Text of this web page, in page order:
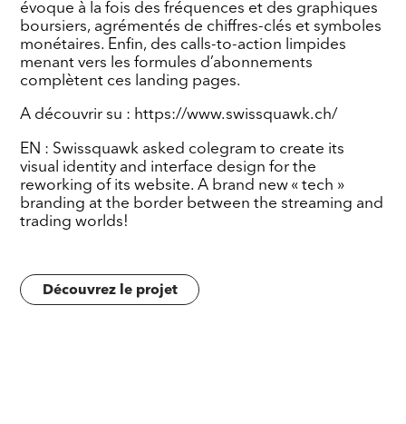
évoque à la fois des fréquences et des graphiques
boursiers, agrémentés de chiffres-clés et symboles
monétaires. Enfin, des calls-to-action limpides
menant vers les formules d’abonnements
complètent ces landing pages.
A découvrir su : https://www.swissquawk.ch/
EN : Swissquawk asked colegram to create its
visual identity and interface design for the
reworking of its website. A brand new « tech »
branding at the border between the streaming and
trading worlds!
Découvrez le projet